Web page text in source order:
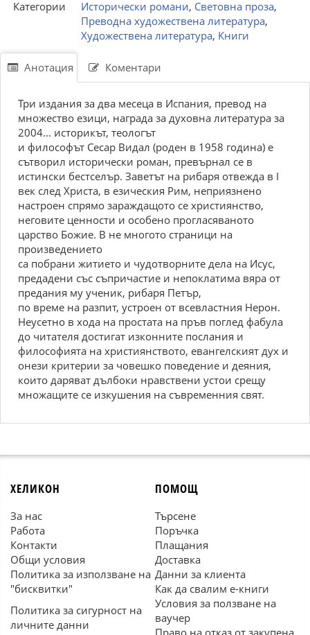
Категории
Исторически романи, Световна проза,
Преводна художествена литература,
Художествена литература, Книги
Анотация Коментари
Три издания за два месеца в Испания, превод на
множество езици, награда за духовна литература за
2004... историкът, теологът
и философът Сесар Видал (роден в 1958 година) е
сътворил исторически роман, превърнал се в
истински бестселър. Заветът на рибаря отвежда в I
век след Христа, в езическия Рим, неприязнено
настроен спрямо зараждащото се християнство,
неговите ценности и особено прогласяваното
царство Божие. В не многото страници на
произведението
са побрани житието и чудотворните дела на Исус,
предадени със съпричастие и непоклатима вяра от
предания му ученик, рибаря Петър,
по време на разпит, устроен от всевластния Нерон.
Неусетно в хода на простата на пръв поглед фабула
до читателя достигат изконните послания и
философията на християнството, евангелският дух и
онези критерии за човешко поведение и деяния,
които даряват дълбоки нравствени устои срещу
множащите се изкушения на съвременния свят.
ХЕЛИКОН
За нас
Работа
Контакти
Общи условия
Политика за използване на
"бисквитки"
Политика за сигурност на
личните данни
ПОМОЩ
Търсене
Поръчка
Плащания
Доставка
Данни за клиента
Как да свалим е-книги
Условия за ползване на
ваучер
Право на отказ от закупена